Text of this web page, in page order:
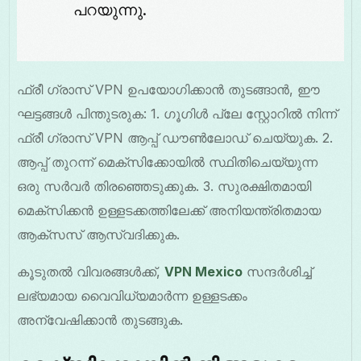
പറയുന്നു.
ഫ്രീ ഗ്രാസ് VPN ഉപയോഗിക്കാൻ തുടങ്ങാൻ, ഈ
ഘട്ടങ്ങൾ പിന്തുടരുക: 1. ഗൂഗിൾ പ്ലേ സ്റ്റോറിൽ നിന്ന്
ഫ്രീ ഗ്രാസ് VPN ആപ്പ് ഡൗൺലോഡ് ചെയ്യുക. 2.
ആപ്പ് തുറന്ന് മെക്സിക്കോയിൽ സ്ഥിതിചെയ്യുന്ന
ഒരു സർവർ തിരഞ്ഞെടുക്കുക. 3. സുരക്ഷിതമായി
മെക്സിക്കൻ ഉള്ളടക്കത്തിലേക്ക് അനിയന്ത്രിതമായ
ആക്സസ് ആസ്വദിക്കുക.
കൂടുതൽ വിവരങ്ങൾക്ക്,VPN Mexico സന്ദർശിച്ച്
ലഭ്യമായ വൈവിധ്യമാർന്ന ഉള്ളടക്കം
അന്വേഷിക്കാൻ തുടങ്ങുക.